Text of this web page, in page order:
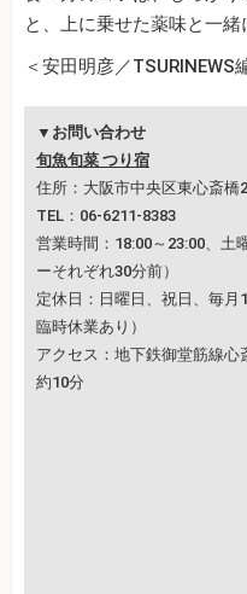
と、上に乗せた薬味と一緒
＜安田明彦／TSURINEWS
▼お問い合わせ
旬魚旬菜 つり宿
住所：大阪市中央区東心斎橋
TEL：06-6211-8383
営業時間：18:00～23:00、土
ーそれぞれ30分前）
定休日：日曜日、祝日、毎
臨時休業あり）
アクセス：地下鉄御堂筋線
約10分